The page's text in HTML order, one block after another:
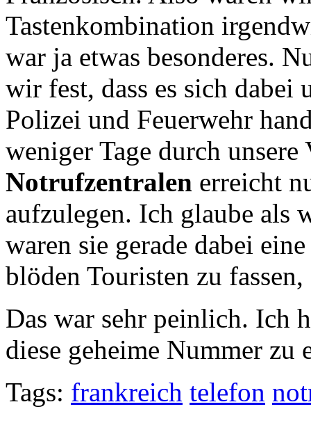
Tastenkombination
war ja etwas besonderes.
wir fest, dass es sich
Polizei und Feuerwehr
weniger Tage durch unsere
Notrufzentralen erreicht
aufzulegen. Ich glaube als
waren sie gerade dabei
blöden Touristen zu
Das war sehr peinlich. Ich
diese geheime Nummer zu
Tags: frankreich telefon